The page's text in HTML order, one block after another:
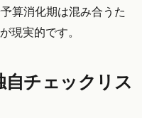
算消化期は混み合うた
現実的です。
自チェックリス